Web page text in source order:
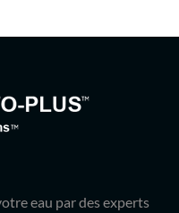
eau par des experts